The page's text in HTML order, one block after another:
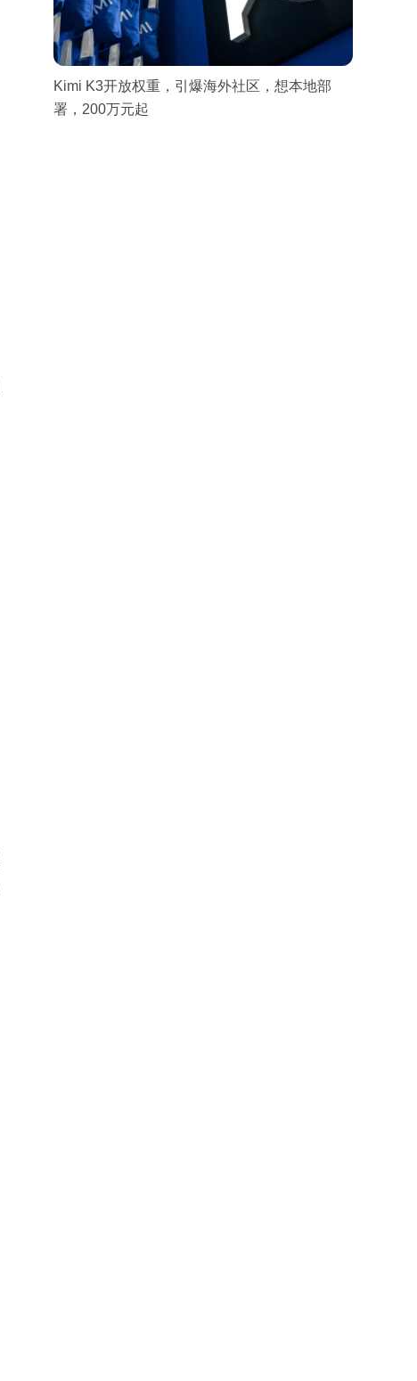
Kimi K3开放权重，引爆海外社区，想本地部
署，200万元起